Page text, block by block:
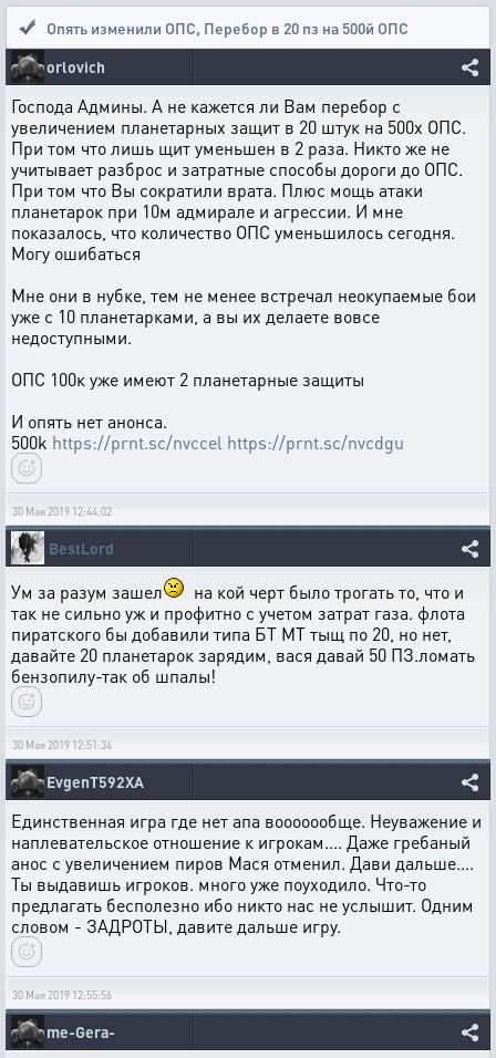
Опять изменили ОПС, Перебор в 20 пз на 500й ОПС
orlovich
Господа Админы. А не кажется ли Вам перебор с
увеличением планетарных защит в 20 штук на 500х ОПС.
При том что лишь щит уменьшен в 2 раза. Никто же не
учитывает разброс и затратные способы дороги до ОПС.
При том что Вы сократили врата. Плюс мощь атаки
планетарок при 10м адмирале и агрессии. И мне
показалось, что количество ОПС уменьшилось сегодня.
Могу ошибаться
Мне они в нубке, тем не менее встречал неокупаемые бои
уже с 10 планетарками, а вы их делаете вовсе
недоступными.
ОПС 100к уже имеют 2 планетарные защиты
И опять нет анонса.
500k https://prnt.sc/nvccel https://prnt.sc/nvcdgu
30 Мая 2019 12:44:02
BestLord
Ум за разум зашел
на кой черт было трогать то, что и
так не сильно уж и профитно с учетом затрат газа. флота
пиратского бы добавили типа БТ МТ тыщ по 20, но нет,
давайте 20 планетарок зарядим, вася давай 50 ПЗ.ломать
бензопилу-так об шпалы!
30 Мая 2019 12:51:34
EvgenT592XA
Единственная игра где нет апа вооооообще. Неуважение и
наплевательское отношение к игрокам.... Даже гребаный
анос с увеличением пиров Мася отменил. Дави дальше....
Ты выдавишь игроков. много уже поуходило. Что-то
предлагать бесполезно ибо никто нас не услышит. Одним
словом - ЗАДРОТЫ, давите дальше игру.
30 Мая 2019 12:55:56
me-Gera-